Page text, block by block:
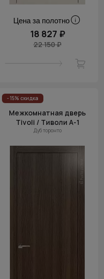
Цена за полотно
18 827 ₽
22 150 ₽
- 15% скидка
Межкомнатная дверь
Tivoli / Тиволи А-1
Дуб торонто